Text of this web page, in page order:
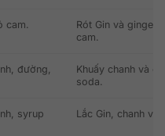
cam.
Rót Gin và ginger
cam.
đường,
Khuấy chanh và
soda.
syrup
Lắc Gin, chanh